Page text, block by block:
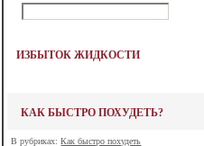
ИЗБЫТОК ЖИДКОСТИ
КАК БЫСТРО ПОХУДЕТЬ?
В рубриках:Как быстро похудеть